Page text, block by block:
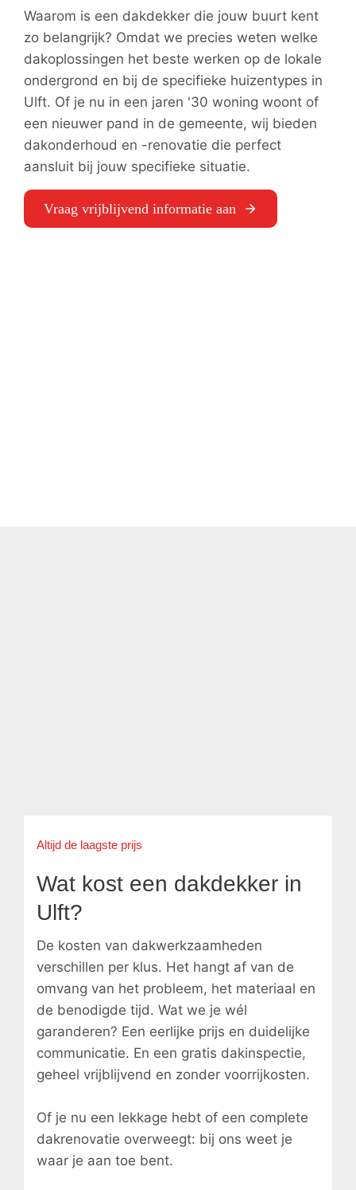
Waarom is een dakdekker die jouw buurt kent
zo belangrijk? Omdat we precies weten welke
dakoplossingen het beste werken op de lokale
ondergrond en bij de specifieke huizentypes in
Ulft. Of je nu in een jaren '30 woning woont of
een nieuwer pand in de gemeente, wij bieden
dakonderhoud en -renovatie die perfect
aansluit bij jouw specifieke situatie.
Vraag vrijblijvend informatie aan
Altijd de laagste prijs
Wat kost een dakdekker in
Ulft?
De kosten van dakwerkzaamheden
verschillen per klus. Het hangt af van de
omvang van het probleem, het materiaal en
de benodigde tijd. Wat we je wél
garanderen? Een eerlijke prijs en duidelijke
communicatie. En een gratis dakinspectie,
geheel vrijblijvend en zonder voorrijkosten.
Of je nu een lekkage hebt of een complete
dakrenovatie overweegt: bij ons weet je
waar je aan toe bent.